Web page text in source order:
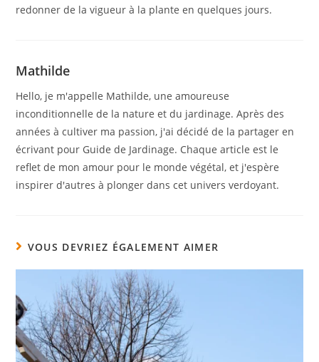
redonner de la vigueur à la plante en quelques jours.
Mathilde
Hello, je m'appelle Mathilde, une amoureuse
inconditionnelle de la nature et du jardinage. Après des
années à cultiver ma passion, j'ai décidé de la partager en
écrivant pour Guide de Jardinage. Chaque article est le
reflet de mon amour pour le monde végétal, et j'espère
inspirer d'autres à plonger dans cet univers verdoyant.
VOUS DEVRIEZ ÉGALEMENT AIMER